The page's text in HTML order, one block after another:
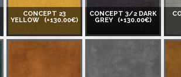
CONCEPT 23
YELLOW
(+130.00€)
CONCEPT 3/2 DARK
GREY
(+130.00€)